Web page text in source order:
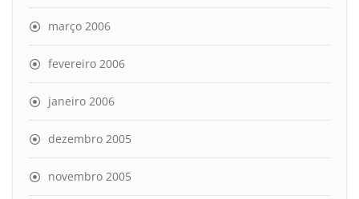
março 2006
fevereiro 2006
janeiro 2006
dezembro 2005
novembro 2005